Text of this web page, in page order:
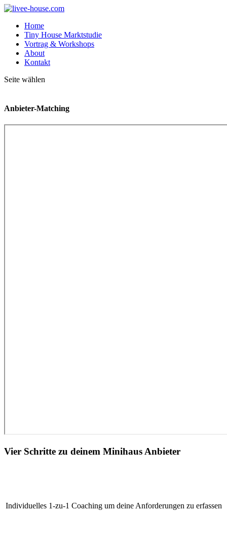
Home
Tiny House Marktstudie
Vortrag & Workshops
About
Kontakt
Seite wählen
Anbieter-Matching
Vier Schritte zu deinem Minihaus Anbieter
Individuelles 1-zu-1 Coaching um deine Anforderungen zu erfassen